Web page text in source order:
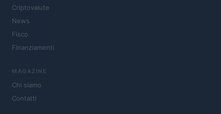
Criptovalute
News
Fisco
Finanziamenti
MAGAZINE
Chi siamo
Contatti